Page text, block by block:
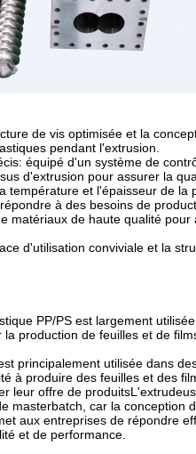
de vis optimisée et la
pendant l'extrusion.
équipé d'un système de
d'extrusion pour assurer la
température et l'épaisseur de
à des besoins de
matériaux de haute qualité
d'utilisation conviviale et la
PP/PS est largement
production de feuilles et de
principalement utilisée dans
à produire des feuilles et des
leur offre de
masterbatch, car la conception
aux entreprises de répondre
et de performance.